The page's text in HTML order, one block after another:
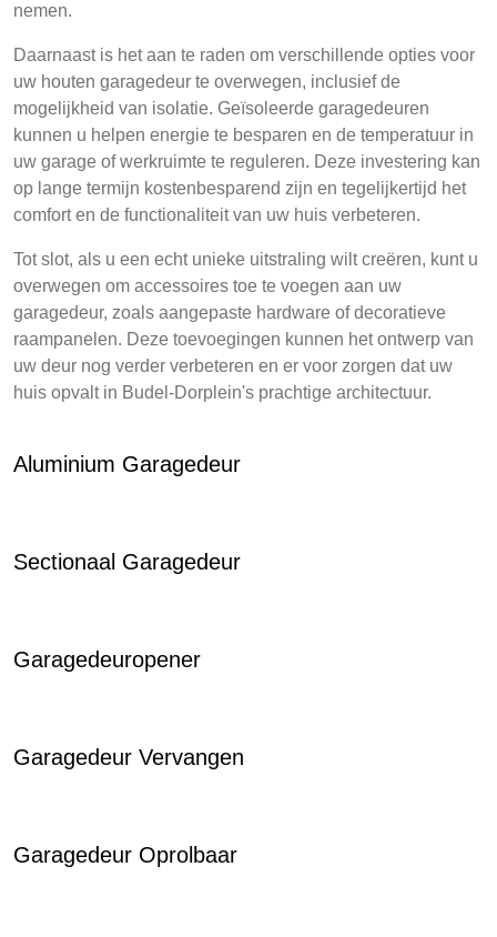
nemen.
Daarnaast is het aan te raden om verschillende opties voor
uw houten garagedeur te overwegen, inclusief de
mogelijkheid van isolatie. Geïsoleerde garagedeuren
kunnen u helpen energie te besparen en de temperatuur in
uw garage of werkruimte te reguleren. Deze investering kan
op lange termijn kostenbesparend zijn en tegelijkertijd het
comfort en de functionaliteit van uw huis verbeteren.
Tot slot, als u een echt unieke uitstraling wilt creëren, kunt u
overwegen om accessoires toe te voegen aan uw
garagedeur, zoals aangepaste hardware of decoratieve
raampanelen. Deze toevoegingen kunnen het ontwerp van
uw deur nog verder verbeteren en er voor zorgen dat uw
huis opvalt in Budel-Dorplein's prachtige architectuur.
Aluminium Garagedeur
Sectionaal Garagedeur
Garagedeuropener
Garagedeur Vervangen
Garagedeur Oprolbaar